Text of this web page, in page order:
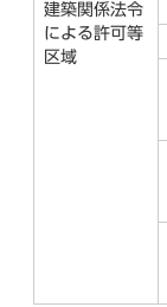
建築関係法令
による許可等
区域